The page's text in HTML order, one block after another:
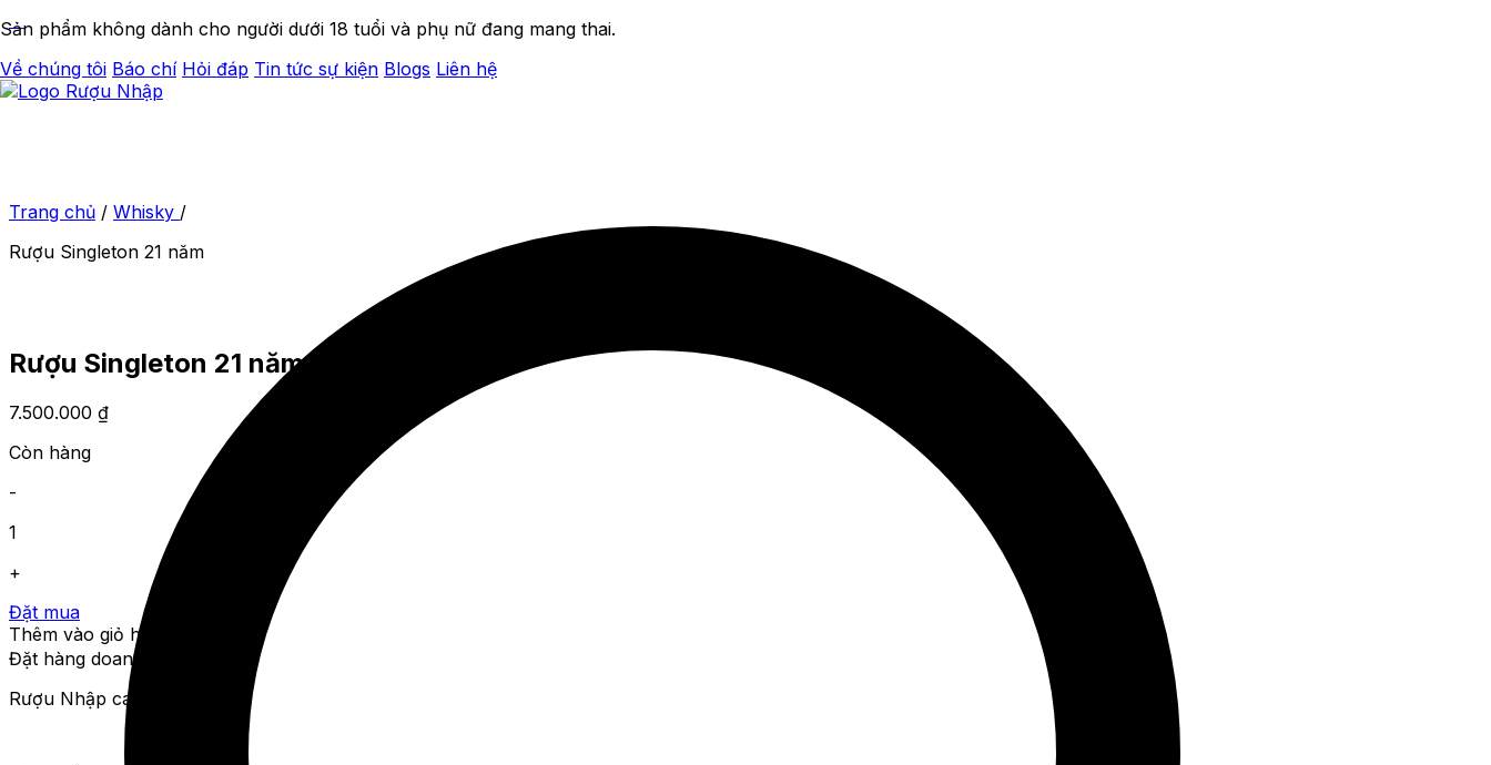
Sản phẩm không dành cho người dưới 18 tuổi và phụ nữ đang mang thai.
Về chúng tôi Báo chí Hỏi đáp Tin tức sự kiện Blogs Liên hệ
Trang chủ / Whisky /
Rượu Singleton 21 năm
Rượu Singleton 21 năm
7.500.000 ₫
Còn hàng
-
1
+
Đặt mua
Thêm vào giỏ hàng
Đặt hàng doanh nghiệp
Rượu Nhập cam kết